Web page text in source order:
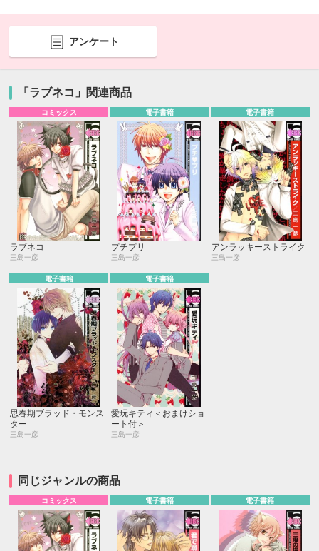
アンケート
「ラブネコ」関連商品
コミックス
ラブネコ
三島一彦
電子書籍
プチプリ
三島一彦
電子書籍
アンラッキーストライク
三島一彦
電子書籍
思春期ブラッド・モンス
ター
三島一彦
電子書籍
愛玩キティ＜おまけショ
ート付＞
三島一彦
同じジャンルの商品
コミックス 電子書籍 電子書籍